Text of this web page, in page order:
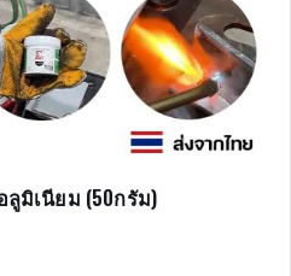
ลูมิเนียม (50กรัม)